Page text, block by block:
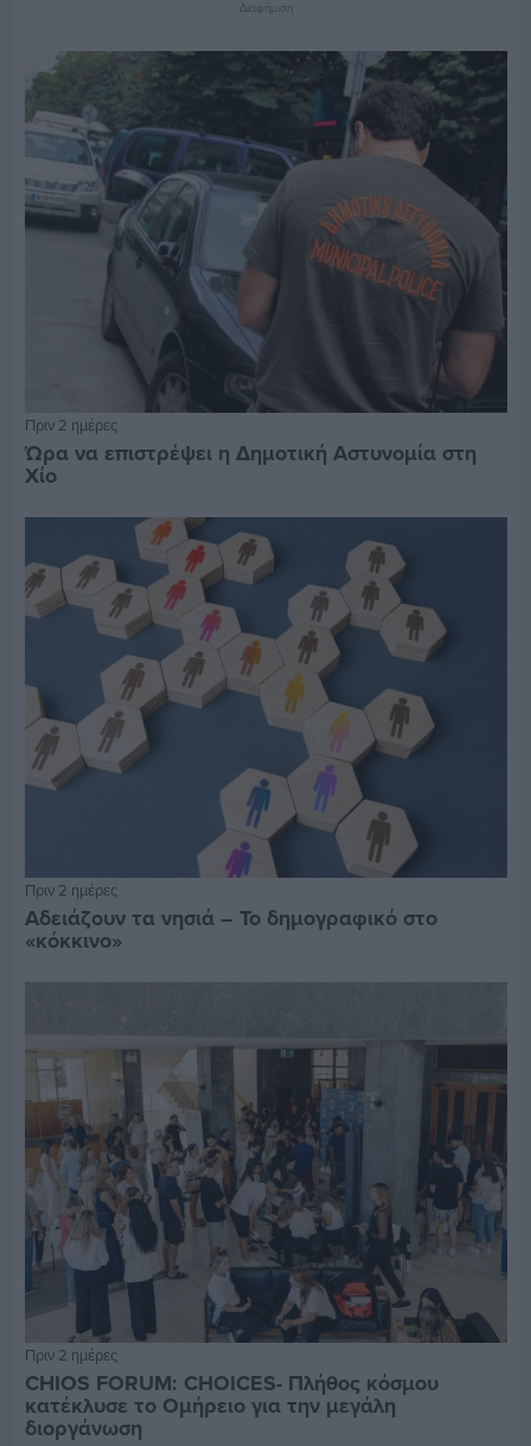
Διαφήμιση
Πριν 2 ημέρες
Ώρα να επιστρέψει η Δημοτική Αστυνομία στη
Χίο
Πριν 2 ημέρες
Αδειάζουν τα νησιά – Το δημογραφικό στο
«κόκκινο»
Πριν 2 ημέρες
CHIOS FORUM: CHOICES- Πλήθος κόσμου
κατέκλυσε το Ομήρειο για την μεγάλη
διοργάνωση